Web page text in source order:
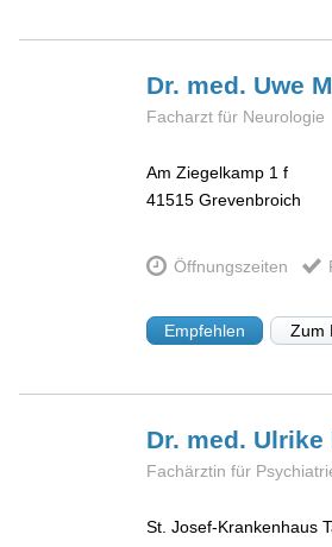
Dr. med. Uwe
Facharzt für Neurologie
Am Ziegelkamp 1 f
41515 Grevenbroich
Öffnungszeiten
Empfehlen Zum
Dr. med. Ulrike
Fachärztin für
St. Josef-Krankenhaus